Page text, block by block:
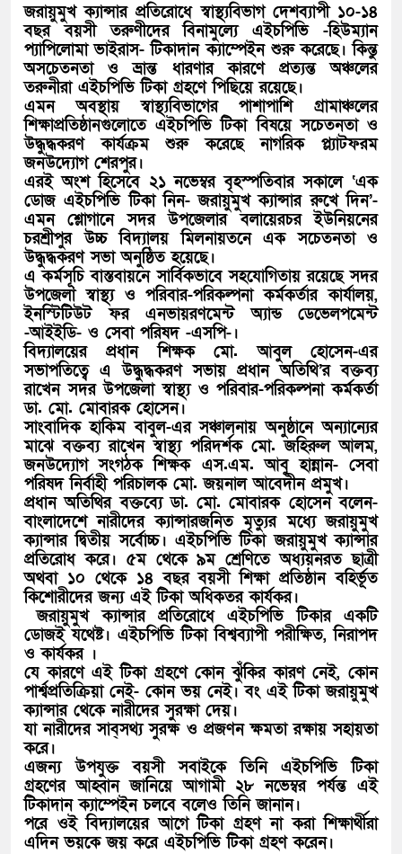
জরায়ুমুখ ক্যান্সার প্রতিরোধে স্বাস্থ্যবিভাগ দেশব্যাপী ১০-১৪
বছর বয়সী তরুণীদের বিনামুল্যে এইচপিভি -হিউম্যান
প্যাপিলোমা ভাইরাস- টিকাদান ক্যাম্পেইন শুরু করেছে। কিন্তু
অসচেতনতা ও ভ্রান্ত ধারণার কারণে প্রত্যন্ত অঞ্চলের
তরুনীরা এইচপিভি টিকা গ্রহণে পিছিয়ে রয়েছে।
এমন অবস্থায় স্বাস্থ্যবিভাগের পাশাপাশি গ্রামাঞ্চলের
শিক্ষাপ্রতিষ্ঠানগুলোতে এইচপিভি টিকা বিষয়ে সচেতনতা ও
উদ্ধুদ্ধকরণ কার্যক্রম শুরু করেছে নাগরিক প্ল্যাটফরম
জনউদ্যোগ শেরপুর।
এরই অংশ হিসেবে ২১ নভেম্বর বৃহস্পতিবার সকালে ‘এক
ডোজ এইচপিভি টিকা নিন- জরায়ুমুখ ক্যান্সার রুখে দিন’-
এমন শ্লোগানে সদর উপজেলার বলায়েরচর ইউনিয়নের
চরশ্রীপুর উচ্চ বিদ্যালয় মিলনায়তনে এক সচেতনতা ও
উদ্ধুদ্ধকরণ সভা অনুষ্ঠিত হয়েছে।
এ কর্মসূচি বাস্তবায়নে সার্বিকভাবে সহযোগিতায় রয়েছে সদর
উপজেলা স্বাস্থ্য ও পরিবার-পরিকল্পনা কর্মকর্তার কার্যালয়,
ইনস্টিটিউট ফর এনভায়রণমেন্ট অ্যান্ড ডেভেলপমেন্ট
-আইইডি- ও সেবা পরিষদ -এসপি-।
বিদ্যালয়ের প্রধান শিক্ষক মো. আবুল হোসেন-এর
সভাপতিত্বে এ উদ্ধুদ্ধকরণ সভায় প্রধান অতিথি’র বক্তব্য
রাখেন সদর উপজেলা স্বাস্থ্য ও পরিবার-পরিকল্পনা কর্মকর্তা
ডা. মো. মোবারক হোসেন।
সাংবাদিক হাকিম বাবুল-এর সঞ্চালনায় অনুষ্ঠানে অন্যান্যের
মাঝে বক্তব্য রাখেন স্বাস্থ্য পরিদর্শক মো. জহিরুল আলম,
জনউদ্যোগ সংগঠক শিক্ষক এস.এম. আবু হান্নান- সেবা
পরিষদ নির্বাহী পরিচালক মো. জয়নাল আবেদীন প্রমুখ।
প্রধান অতিথির বক্তব্যে ডা. মো. মোবারক হোসেন বলেন-
বাংলাদেশে নারীদের ক্যান্সারজনিত মৃত্যুর মধ্যে জরায়ুমুখ
ক্যান্সার দ্বিতীয় সর্বোচ্চ। এইচপিভি টিকা জরায়ুমুখ ক্যান্সার
প্রতিরোধ করে। ৫ম থেকে ৯ম শ্রেণিতে অধ্যয়নরত ছাত্রী
অথবা ১০ থেকে ১৪ বছর বয়সী শিক্ষা প্রতিষ্ঠান বহির্ভূত
কিশোরীদের জন্য এই টিকা অধিকতর কার্যকর।
জরায়ুমুখ ক্যান্সার প্রতিরোধে এইচপিভি টিকার একটি
ডোজই যথেষ্ট। এইচপিভি টিকা বিশ্বব্যাপী পরীক্ষিত, নিরাপদ
ও কার্যকর ।
যে কারণে এই টিকা গ্রহণে কোন ঝুঁকির কারণ নেই, কোন
পার্শ্বপ্রতিক্রিয়া নেই- কোন ভয় নেই। বং এই টিকা জরায়ুমুখ
ক্যান্সার থেকে নারীদের সুরক্ষা দেয়।
যা নারীদের সাব্সথ্য সুরক্ষ ও প্রজণন ক্ষমতা রক্ষায় সহায়তা
করে।
এজন্য উপযুক্ত বয়সী সবাইকে তিনি এইচপিভি টিকা
গ্রহণের আহ্বান জানিয়ে আগামী ২৮ নভেম্বর পর্যন্ত এই
টিকাদান ক্যাম্পেইন চলবে বলেও তিনি জানান।
পরে ওই বিদ্যালয়ের আগে টিকা গ্রহণ না করা শিক্ষার্থীরা
এদিন ভয়কে জয় করে এইচপিভি টিকা গ্রহণ করেন।